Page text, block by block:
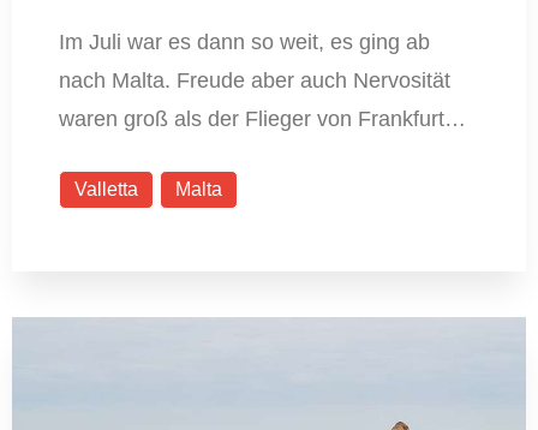
Im Juli war es dann so weit, es ging ab
nach Malta. Freude aber auch Nervosität
waren groß als der Flieger von Frankfurt…
Valletta Malta